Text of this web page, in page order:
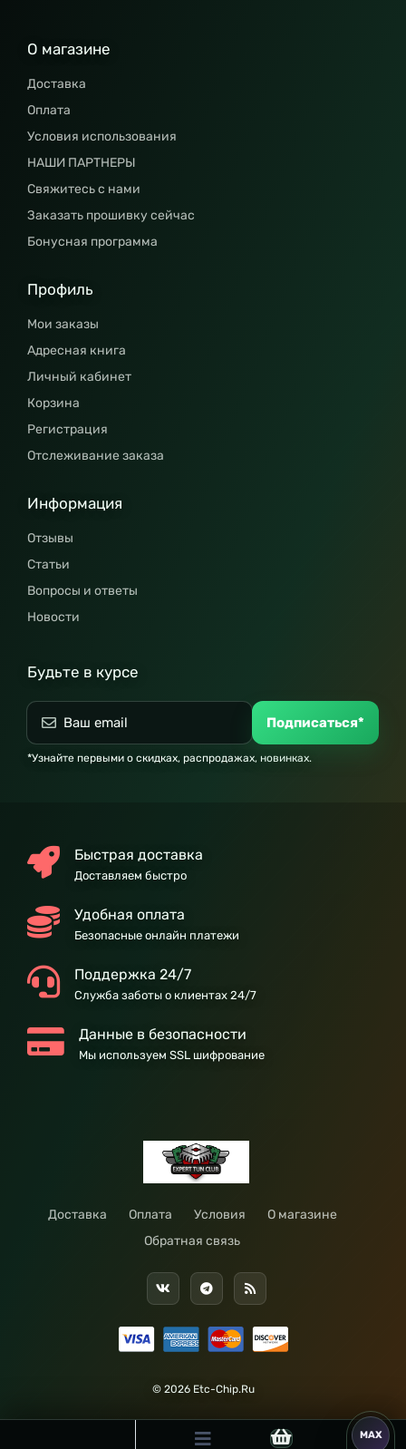
О магазине
Доставка
Оплата
Условия использования
НАШИ ПАРТНЕРЫ
Свяжитесь с нами
Заказать прошивку сейчас
Бонусная программа
Профиль
Мои заказы
Адресная книга
Личный кабинет
Корзина
Регистрация
Отслеживание заказа
Информация
Отзывы
Статьи
Вопросы и ответы
Новости
Будьте в курсе
Подписаться*
*Узнайте первыми о скидках, распродажах, новинках.
Быстрая доставка
Доставляем быстро
Удобная оплата
Безопасные онлайн платежи
Поддержка 24/7
Служба заботы о клиентах 24/7
Данные в безопасности
Мы используем SSL шифрование
Доставка Оплата Условия
О магазине
Обратная связь
© 2026 Etc-Chip.Ru